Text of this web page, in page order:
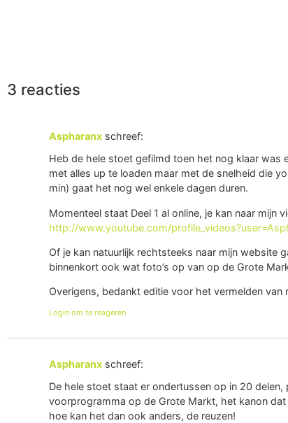
3 reacties
Aspharanx schreef:
Heb de hele stoet gefilmd toen het nog klaar
met alles up te loaden maar met de snelheid die
min) gaat het nog wel enkele dagen duren.
Momenteel staat Deel 1 al online, je kan naar mijn
http://www.youtube.com/
Of je kan natuurlijk rechtsteeks naar mijn website
binnenkort ook wat foto’s op van op de Grote
Overigens, bedankt editie voor het vermelden van
Login om te reageren
Aspharanx schreef:
De hele stoet staat er ondertussen op in 20
voorprogramma op de Grote Markt, het kanon
hoe kan het dan ook anders, de reuzen!